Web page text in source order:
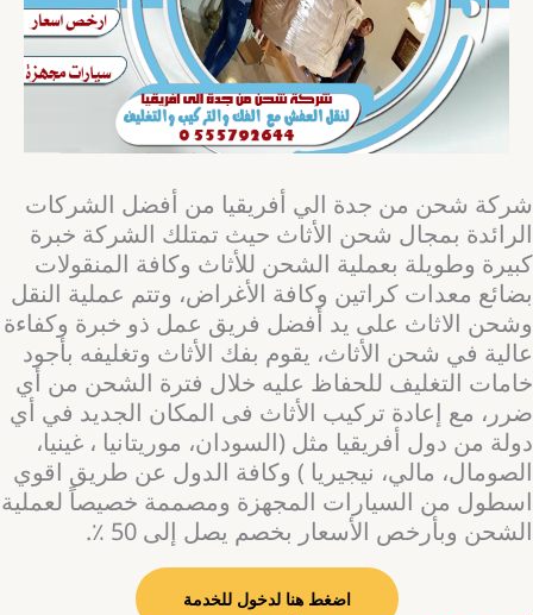
شركة شحن من جدة الي أفريقيا من أفضل الشركات
الرائدة بمجال شحن الأثاث حيث تمتلك الشركة خبرة
كبيرة وطويلة بعملية الشحن للأثاث وكافة المنقولات
بضائع معدات كراتين وكافة الأغراض، وتتم عملية النقل
وشحن الاثاث على يد أفضل فريق عمل ذو خبرة وكفاءة
عالية في شحن الأثاث، يقوم بفك الأثاث وتغليفه بأجود
خامات التغليف للحفاظ عليه خلال فترة الشحن من أي
ضرر، مع إعادة تركيب الأثاث فى المكان الجديد في أي
دولة من دول أفريقيا مثل (السودان، موريتانيا ، غينيا،
الصومال، مالي، نيجيريا ) وكافة الدول عن طريق اقوي
اسطول من السيارات المجهزة ومصممة خصيصاً لعملية
الشحن وبأرخص الأسعار بخصم يصل إلى 50 ٪.
اضغط هنا لدخول للخدمة